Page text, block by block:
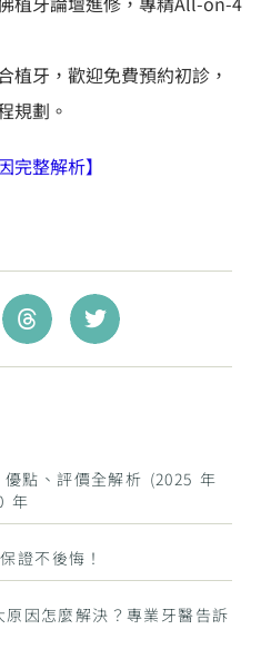
植牙，歡迎免費預約初診，
規劃。
完整解析】
優點、評價全解析 (2025 年
年
證不後悔！
因怎麼解決？專業牙醫告訴